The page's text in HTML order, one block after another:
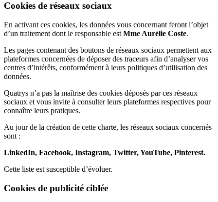
Cookies de réseaux sociaux
En activant ces cookies, les données vous concernant feront l’objet
d’un traitement dont le responsable est Mme Aurélie Coste.
Les pages contenant des boutons de réseaux sociaux permettent aux
plateformes concernées de déposer des traceurs afin d’analyser vos
centres d’intérêts, conformément à leurs politiques d’utilisation des
données.
Quatrys n’a pas la maîtrise des cookies déposés par ces réseaux
sociaux et vous invite à consulter leurs plateformes respectives pour
connaître leurs pratiques.
Au jour de la création de cette charte, les réseaux sociaux concernés
sont :
LinkedIn, Facebook, Instagram, Twitter, YouTube, Pinterest.
Cette liste est susceptible d’évoluer.
Cookies de publicité ciblée